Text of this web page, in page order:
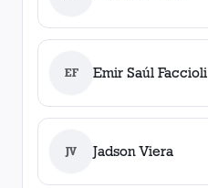
EF Emir Saúl Faccioli
JV Jadson Viera